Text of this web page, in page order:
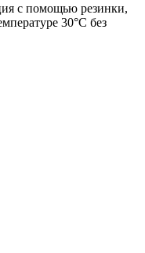
с помощью резинки,
30°C без